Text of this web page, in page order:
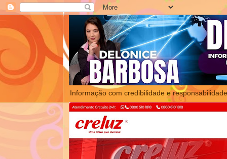
Informação com credibilidade e